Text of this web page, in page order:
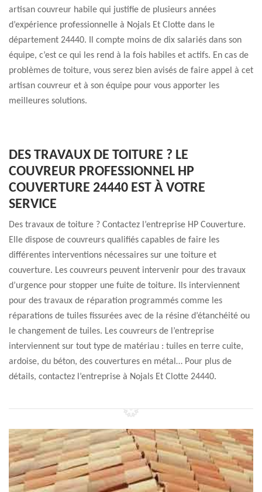
artisan couvreur habile qui justifie de plusieurs années
d’expérience professionnelle à Nojals Et Clotte dans le
département 24440. Il compte moins de dix salariés dans son
équipe, c’est ce qui les rend à la fois habiles et actifs. En cas de
problèmes de toiture, vous serez bien avisés de faire appel à cet
artisan couvreur et à son équipe pour vous apporter les
meilleures solutions.
DES TRAVAUX DE TOITURE ? LE
COUVREUR PROFESSIONNEL HP
COUVERTURE 24440 EST À VOTRE
SERVICE
Des travaux de toiture ? Contactez l’entreprise HP Couverture.
Elle dispose de couvreurs qualifiés capables de faire les
différentes interventions nécessaires sur une toiture et
couverture. Les couvreurs peuvent intervenir pour des travaux
d’urgence pour stopper une fuite de toiture. Ils interviennent
pour des travaux de réparation programmés comme les
réparations de tuiles fissurées avec de la résine d’étanchéité ou
le changement de tuiles. Les couvreurs de l’entreprise
interviennent sur tout type de matériau : tuiles en terre cuite,
ardoise, du béton, des couvertures en métal… Pour plus de
détails, contactez l’entreprise à Nojals Et Clotte 24440.